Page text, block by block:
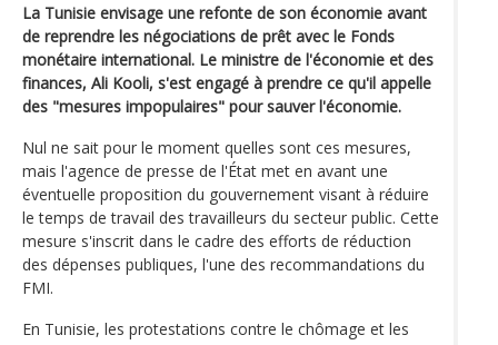
La Tunisie envisage une refonte de son économie avant
de reprendre les négociations de prêt avec le Fonds
monétaire international. Le ministre de l'économie et des
finances, Ali Kooli, s'est engagé à prendre ce qu'il appelle
des "mesures impopulaires" pour sauver l'économie.
Nul ne sait pour le moment quelles sont ces mesures,
mais l'agence de presse de l'État met en avant une
éventuelle proposition du gouvernement visant à réduire
le temps de travail des travailleurs du secteur public. Cette
mesure s'inscrit dans le cadre des efforts de réduction
des dépenses publiques, l'une des recommandations du
FMI.
En Tunisie, les protestations contre le chômage et les